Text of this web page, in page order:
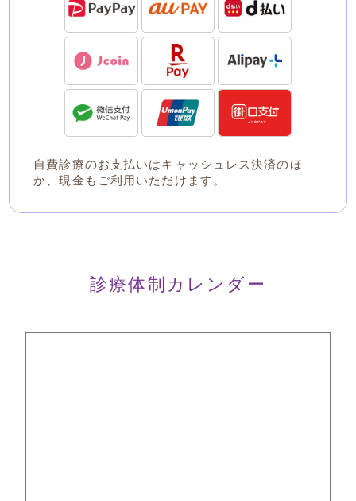
自費診療のお支払いはキャッシュレス決済のほ
か、現金もご利用いただけます。
診療体制カレンダー